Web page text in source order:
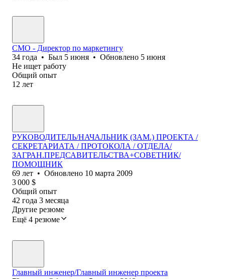
CMO - Директор по маркетингу
34 года • Был 5 июня • Обновлено 5 июня
Не ищет работу
Общий опыт
12 лет
РУКОВОДИТЕЛЬ/НАЧАЛЬНИК (ЗАМ.) ПРОЕКТА /
СЕКРЕТАРИАТА / ПРОТОКОЛА / ОТДЕЛА/
ЗАГРАН.ПРЕДСАВИТЕЛЬСТВА+СОВЕТНИК/
ПОМОЩНИК
69 лет • Обновлено 10 марта 2009
3 000 $
Общий опыт
42 года 3 месяца
Другие резюме
Ещё 4 резюме
Главный инженер/Главный инженер проекта